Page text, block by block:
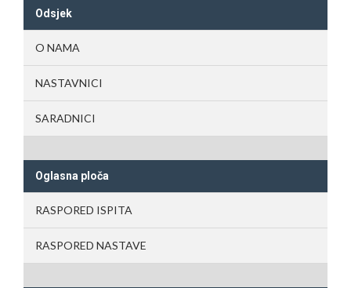
Odsjek
O NAMA
NASTAVNICI
SARADNICI
Oglasna ploča
RASPORED ISPITA
RASPORED NASTAVE